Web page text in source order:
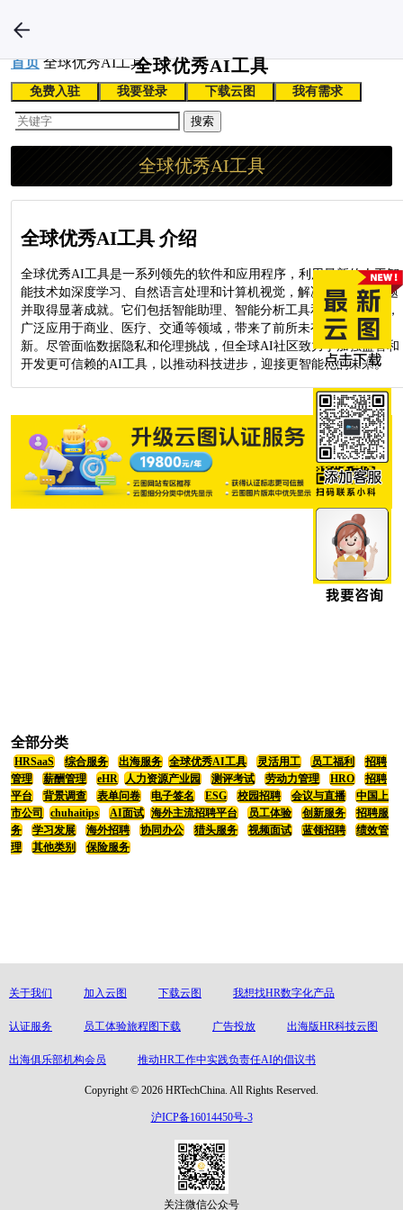
全球优秀AI工具
首页 全球优秀AI工具
免费入驻 我要登录 下载云图 我有需求
搜索
全球优秀AI工具
全球优秀AI工具 介绍
全球优秀AI工具是一系列领先的软件和应用程序，利用最新的人工智
能技术如深度学习、自然语言处理和计算机视觉，解决现实世界问题
并取得显著成就。它们包括智能助理、智能分析工具和AI创作工具，
广泛应用于商业、医疗、交通等领域，带来了前所未有的便利和创
新。尽管面临数据隐私和伦理挑战，但全球AI社区致力于加强监管和
开发更可信赖的AI工具，以推动科技进步，迎接更智能化的未来。
全部分类
HRSaaS 综合服务 出海服务 全球优秀AI工具 灵活用工 员工福利
招聘
管理
薪酬管理 eHR 人力资源产业园 测评考试 劳动力管理 HRO
招聘
平台
背景调查 表单问卷 电子签名 ESG 校园招聘 会议与直播
中国上
市公司
chuhaitips AI面试 海外主流招聘平台 员工体验 创新服务
招聘服
务
学习发展 海外招聘 协同办公 猎头服务 视频面试 蓝领招聘
绩效管
理
其他类别 保险服务
关于我们 加入云图 下载云图 我想找HR数字化产品
认证服务 员工体验旅程图下载 广告投放 出海版HR科技云图
出海俱乐部机构会员 推动HR工作中实践负责任AI的倡议书
Copyright © 2026 HRTechChina. All Rights Reserved.
沪ICP备16014450号-3
关注微信公众号